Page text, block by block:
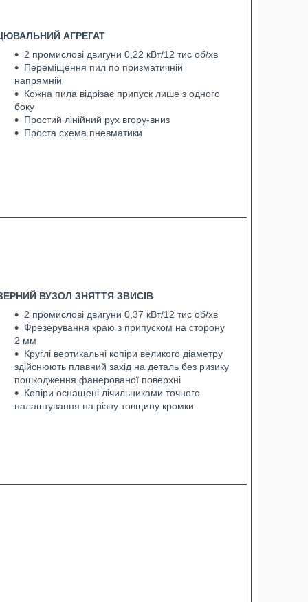
АГРЕГАТ
2 промислові двигуни 0,22 кВт/12 тис об/хв
Переміщення пил по призматичній
напрямній
Кожна пила відрізає припуск лише з одного
боку
Простий лінійний рух вгору-вниз
Проста схема пневматики
ВУЗОЛ ЗНЯТТЯ ЗВИСІВ
2 промислові двигуни 0,37 кВт/12 тис об/хв
Фрезерування краю з припуском на сторону
2 мм
Круглі вертикальні копіри великого діаметру
здійснюють плавний захід на деталь без ризику
пошкодження фанерованої поверхні
Копіри оснащені лічильниками точного
налаштування на різну товщину кромки